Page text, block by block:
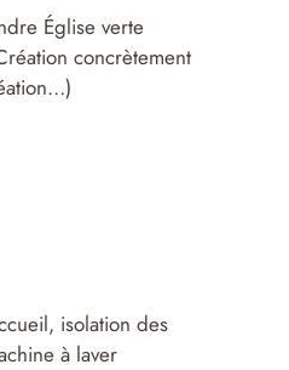
Église verte
concrètement
isolation des
à laver